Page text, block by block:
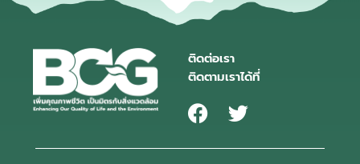
ติดต่อเรา
ติดตามเราได้ที่